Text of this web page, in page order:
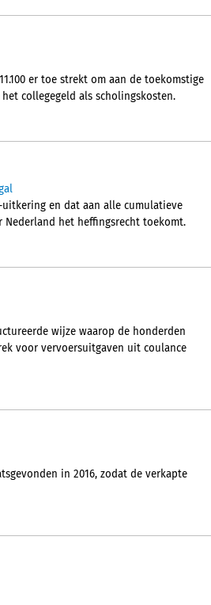
er toe strekt om aan de toekomstige
collegegeld als scholingskosten.
uitkering en dat aan alle cumulatieve
Nederland het heffingsrecht toekomt.
wijze waarop de honderden
voor vervoersuitgaven uit coulance
in 2016, zodat de verkapte